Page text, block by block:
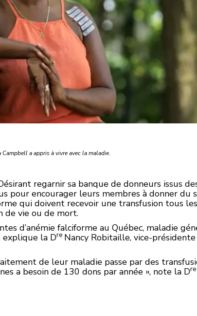
a appris à vivre avec la maladie.
regarnir sa banque de donneurs issus
pour encourager leurs membres à donner du
qui doivent recevoir une transfusion tous
de vie ou de mort.
d’anémie falciforme au Québec, maladie
explique la Dre Nancy Robitaille, vice-
de leur maladie passe par des
a besoin de 130 dons par année », note la Dre